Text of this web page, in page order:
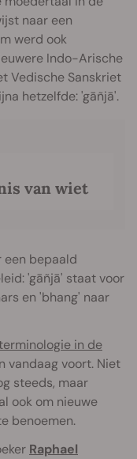
naar een
werd ook
Indo-Arische
Vedische Sanskriet
hetzelfde: 'gāñjā'.
van wiet
een bepaald
'gāñjā' staat voor
en 'bhang' naar
in de
vandaag voort. Niet
steeds, maar
ook om nieuwe
benoemen.
Raphael